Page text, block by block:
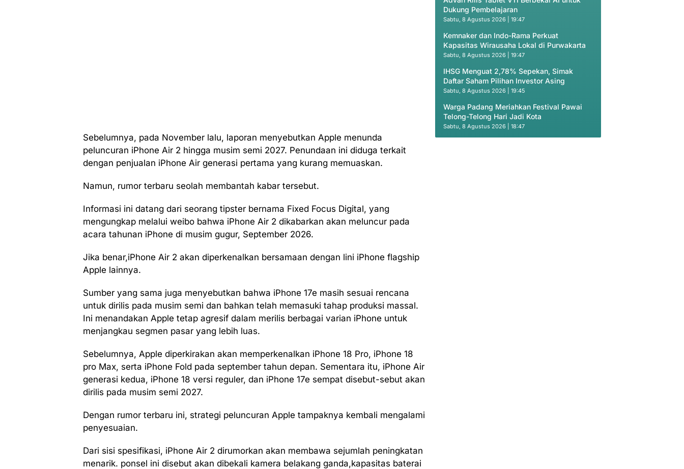
Sebelumnya, pada November lalu, laporan menyebutkan Apple menunda
peluncuran iPhone Air 2 hingga musim semi 2027. Penundaan ini diduga terkait
dengan penjualan iPhone Air generasi pertama yang kurang memuaskan.
Namun, rumor terbaru seolah membantah kabar tersebut.
Informasi ini datang dari seorang tipster bernama Fixed Focus Digital, yang
mengungkap melalui weibo bahwa iPhone Air 2 dikabarkan akan meluncur pada
acara tahunan iPhone di musim gugur, September 2026.
Jika benar,iPhone Air 2 akan diperkenalkan bersamaan dengan lini iPhone flagship
Apple lainnya.
Sumber yang sama juga menyebutkan bahwa iPhone 17e masih sesuai rencana
untuk dirilis pada musim semi dan bahkan telah memasuki tahap produksi massal.
Ini menandakan Apple tetap agresif dalam merilis berbagai varian iPhone untuk
menjangkau segmen pasar yang lebih luas.
Sebelumnya, Apple diperkirakan akan memperkenalkan iPhone 18 Pro, iPhone 18
pro Max, serta iPhone Fold pada september tahun depan. Sementara itu, iPhone Air
generasi kedua, iPhone 18 versi reguler, dan iPhone 17e sempat disebut-sebut akan
dirilis pada musim semi 2027.
Dengan rumor terbaru ini, strategi peluncuran Apple tampaknya kembali mengalami
penyesuaian.
Dari sisi spesifikasi, iPhone Air 2 dirumorkan akan membawa sejumlah peningkatan
menarik. ponsel ini disebut akan dibekali kamera belakang ganda,kapasitas baterai
Dukung Pembelajaran
Sabtu, 8 Agustus 2026 | 19:47
Kemnaker dan Indo-Rama Perkuat
Kapasitas Wirausaha Lokal di Purwakarta
Sabtu, 8 Agustus 2026 | 19:47
IHSG Menguat 2,78% Sepekan, Simak
Daftar Saham Pilihan Investor Asing
Sabtu, 8 Agustus 2026 | 19:45
Warga Padang Meriahkan Festival Pawai
Telong-Telong Hari Jadi Kota
Sabtu, 8 Agustus 2026 | 18:47